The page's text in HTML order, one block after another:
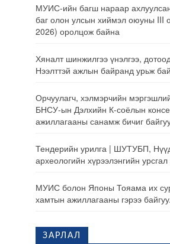
МУИС-ийн багш нараар
баг олон улсын хиймэл оюуны III
2026) оролцож байна
Хяналт шинжилгээ үнэлгээ,
Нээлттэй ажлын байранд урьж
Орчуулагч, хэлмэрчийн
БНСУ-ын Дэлхийн К-соёлын
ажиллагааны санамж бичиг
Тендерийн урилга | ШУТУБП,
археологийн хүрээлэнгийн урсгал
МУИС болон Японы Тояама их
хамтын ажиллагааны гэрээ
ЗАРЛАЛ